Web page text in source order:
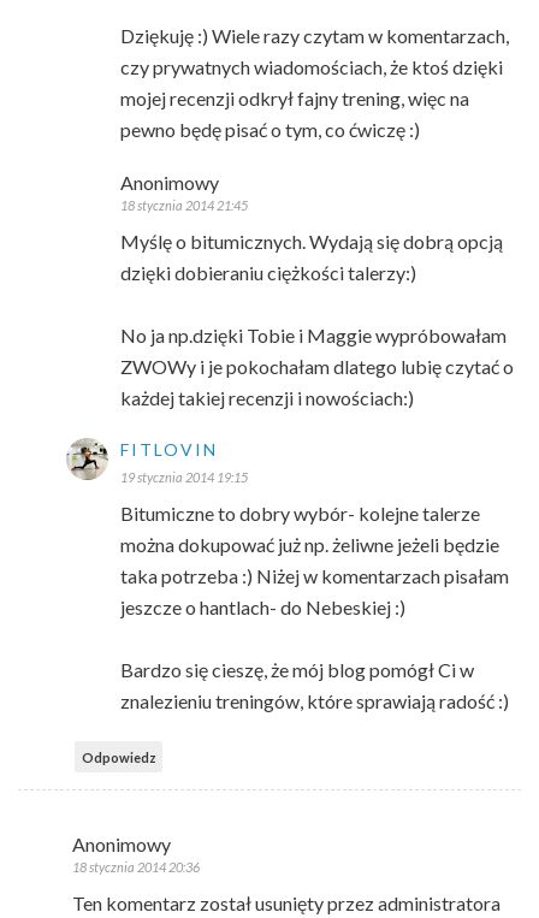
Dziękuję :) Wiele razy czytam w komentarzach,
czy prywatnych wiadomościach, że ktoś dzięki
mojej recenzji odkrył fajny trening, więc na
pewno będę pisać o tym, co ćwiczę :)
Anonimowy
18 stycznia 2014 21:45
Myślę o bitumicznych. Wydają się dobrą opcją
dzięki dobieraniu ciężkości talerzy:)
No ja np.dzięki Tobie i Maggie wypróbowałam
ZWOWy i je pokochałam dlatego lubię czytać o
każdej takiej recenzji i nowościach:)
FITLOVIN
19 stycznia 2014 19:15
Bitumiczne to dobry wybór- kolejne talerze
można dokupować już np. żeliwne jeżeli będzie
taka potrzeba :) Niżej w komentarzach pisałam
jeszcze o hantlach- do Nebeskiej :)
Bardzo się cieszę, że mój blog pomógł Ci w
znalezieniu treningów, które sprawiają radość :)
Odpowiedz
Anonimowy
18 stycznia 2014 20:36
Ten komentarz został usunięty przez administratora